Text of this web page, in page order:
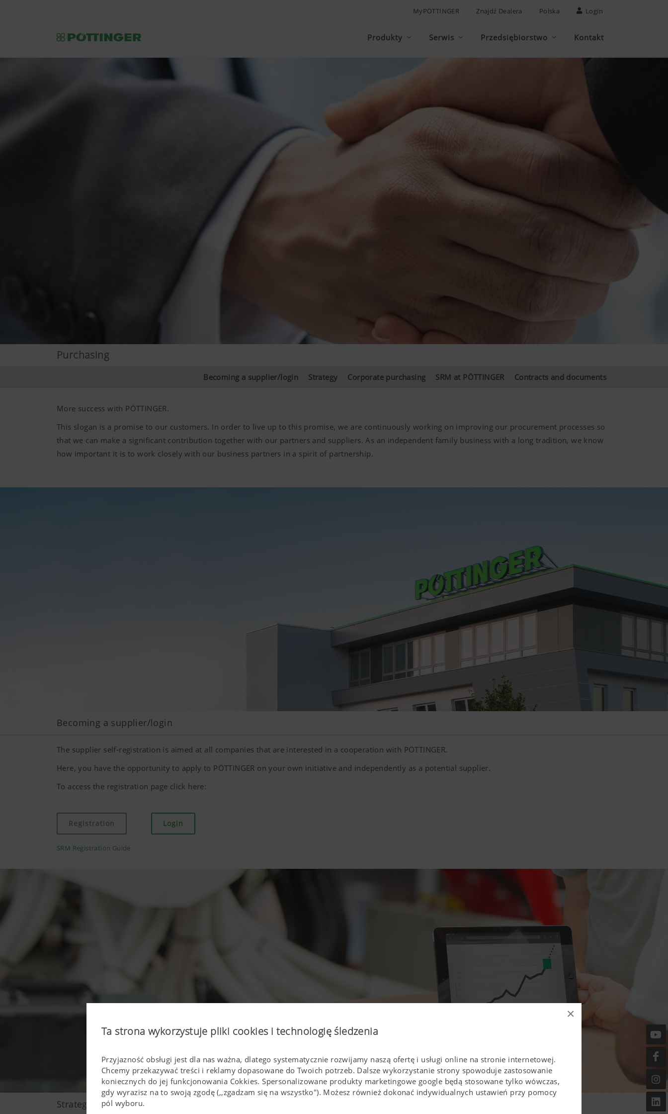
×
Ta strona wykorzystuje pliki cookies i technologię śledzenia
Przyjazność obsługi jest dla nas ważna, dlatego systematycznie rozwijamy naszą ofertę i usługi online na stronie internetowej.
Chcemy przekazywać treści i reklamy dopasowane do Twoich potrzeb. Dalsze wykorzystanie strony spowoduje zastosowanie
koniecznych do jej funkcjonowania Cokkies. Spersonalizowane produkty marketingowe google będą stosowane tylko wówczas,
gdy wyrazisz na to swoją zgodę (,,zgadzam się na wszystko"). Możesz również dokonać indywidualnych ustawień przy pomocy
pól wyboru.
MyPÖTTINGER Znajdź Dealera Polska Login
Produkty Serwis Przedsiębiorstwo Kontakt
Purchasing
Becoming a supplier/login Strategy Corporate purchasing SRM at PÖTTINGER Contracts and documents
More success with PÖTTINGER.
This slogan is a promise to our customers. In order to live up to this promise, we are continuously working on improving our procurement processes so
that we can make a significant contribution together with our partners and suppliers. As an independent family business with a long tradition, we know
how important it is to work closely with our business partners in a spirit of partnership.
Becoming a supplier/login
The supplier self-registration is aimed at all companies that are interested in a cooperation with PÖTTINGER.
Here, you have the opportunity to apply to PÖTTINGER on your own initiative and independently as a potential supplier.
To access the registration page click here:
Registration Login
SRM Registration Guide
Strategy